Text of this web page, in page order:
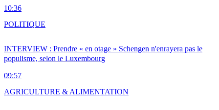
10:36
INTERVIEW : Prendre « en otage » Schengen n'enrayera pas le
populisme, selon le Luxembourg
09:57
POLITIQUE
AGRICULTURE & ALIMENTATION